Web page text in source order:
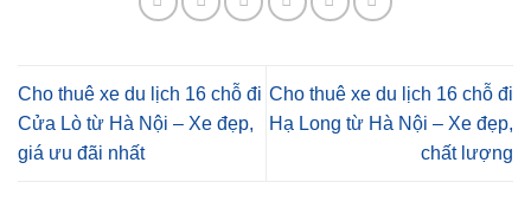
Cho thuê xe du lịch 16 chỗ đi
Cửa Lò từ Hà Nội – Xe đẹp,
giá ưu đãi nhất
Cho thuê xe du lịch 16 chỗ đi
Hạ Long từ Hà Nội – Xe đẹp,
chất lượng